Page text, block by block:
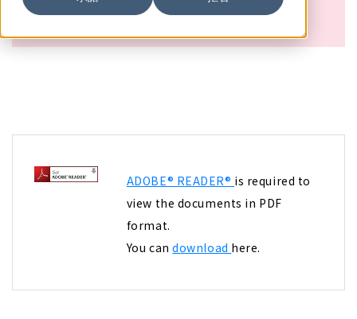
settings.
ADOBE® READER® is required to
view the documents in PDF
format.
You candownload here.